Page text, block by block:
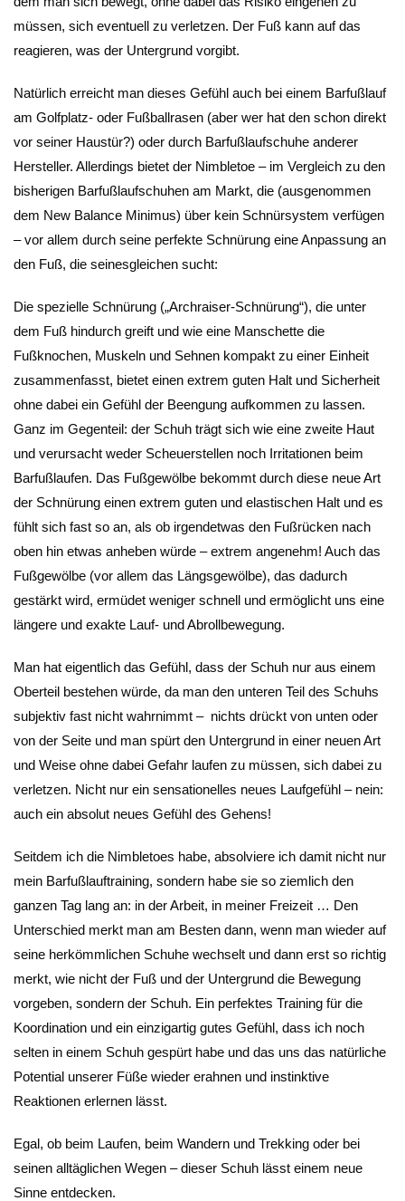
müssen, sich eventuell zu verletzen. Der Fuß kann auf das
reagieren, was der Untergrund vorgibt.
Natürlich erreicht man dieses Gefühl auch bei einem Barfußlauf
am Golfplatz- oder Fußballrasen (aber wer hat den schon direkt
vor seiner Haustür?) oder durch Barfußlaufschuhe anderer
Hersteller. Allerdings bietet der Nimbletoe – im Vergleich zu den
bisherigen Barfußlaufschuhen am Markt, die (ausgenommen
dem New Balance Minimus) über kein Schnürsystem verfügen
– vor allem durch seine perfekte Schnürung eine Anpassung an
den Fuß, die seinesgleichen sucht:
Die spezielle Schnürung („Archraiser-Schnürung“), die unter
dem Fuß hindurch greift und wie eine Manschette die
Fußknochen, Muskeln und Sehnen kompakt zu einer Einheit
zusammenfasst, bietet einen extrem guten Halt und Sicherheit
ohne dabei ein Gefühl der Beengung aufkommen zu lassen.
Ganz im Gegenteil: der Schuh trägt sich wie eine zweite Haut
und verursacht weder Scheuerstellen noch Irritationen beim
Barfußlaufen. Das Fußgewölbe bekommt durch diese neue Art
der Schnürung einen extrem guten und elastischen Halt und es
fühlt sich fast so an, als ob irgendetwas den Fußrücken nach
oben hin etwas anheben würde – extrem angenehm! Auch das
Fußgewölbe (vor allem das Längsgewölbe), das dadurch
gestärkt wird, ermüdet weniger schnell und ermöglicht uns eine
längere und exakte Lauf- und Abrollbewegung.
Man hat eigentlich das Gefühl, dass der Schuh nur aus einem
Oberteil bestehen würde, da man den unteren Teil des Schuhs
subjektiv fast nicht wahrnimmt – nichts drückt von unten oder
von der Seite und man spürt den Untergrund in einer neuen Art
und Weise ohne dabei Gefahr laufen zu müssen, sich dabei zu
verletzen. Nicht nur ein sensationelles neues Laufgefühl – nein:
auch ein absolut neues Gefühl des Gehens!
Seitdem ich die Nimbletoes habe, absolviere ich damit nicht nur
mein Barfußlauftraining, sondern habe sie so ziemlich den
ganzen Tag lang an: in der Arbeit, in meiner Freizeit … Den
Unterschied merkt man am Besten dann, wenn man wieder auf
seine herkömmlichen Schuhe wechselt und dann erst so richtig
merkt, wie nicht der Fuß und der Untergrund die Bewegung
vorgeben, sondern der Schuh. Ein perfektes Training für die
Koordination und ein einzigartig gutes Gefühl, dass ich noch
selten in einem Schuh gespürt habe und das uns das natürliche
Potential unserer Füße wieder erahnen und instinktive
Reaktionen erlernen lässt.
Egal, ob beim Laufen, beim Wandern und Trekking oder bei
seinen alltäglichen Wegen – dieser Schuh lässt einem neue
Sinne entdecken.